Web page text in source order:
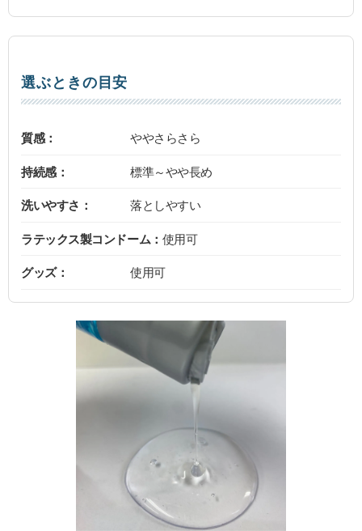
選ぶときの目安
質感： ややさらさら
持続感： 標準～やや長め
洗いやすさ： 落としやすい
ラテックス製コンドーム： 使用可
グッズ： 使用可